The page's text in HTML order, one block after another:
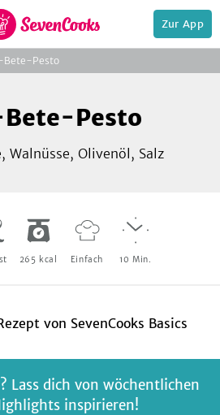
Zur App
Bete-Pesto
Pesto
Walnüsse, Olivenöl, Salz
265 kcal Einfach 10 Min.
von SevenCooks Basics
Lass dich von wöchentlichen
inspirieren!